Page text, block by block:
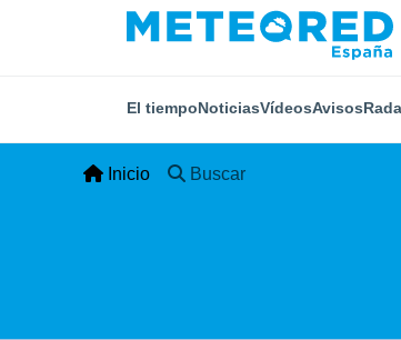
El tiempoNoticiasVídeosAvisos
Inicio Buscar